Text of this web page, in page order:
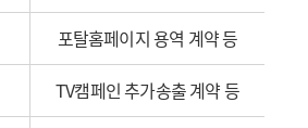
포탈홈페이지 용역 계약 등
TV캠페인 추가송출 계약 등